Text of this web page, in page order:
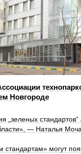
Новгороде
„зеленых стандартов“
— Наталья
могут